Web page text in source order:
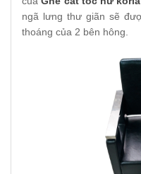
ngã lưng thư giãn sẽ
thoáng của 2 bên hông.